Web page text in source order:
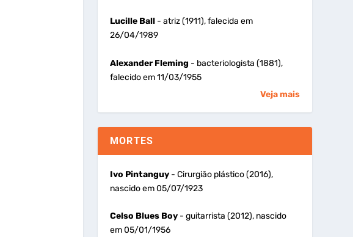
Lucille Ball- atriz (1911), falecida em
26/04/1989
Alexander Fleming - bacteriologista (1881),
falecido em 11/03/1955
Veja mais
MORTES
Ivo Pintanguy- Cirurgião plástico (2016),
nascido em 05/07/1923
Celso Blues Boy- guitarrista (2012), nascido
em 05/01/1956